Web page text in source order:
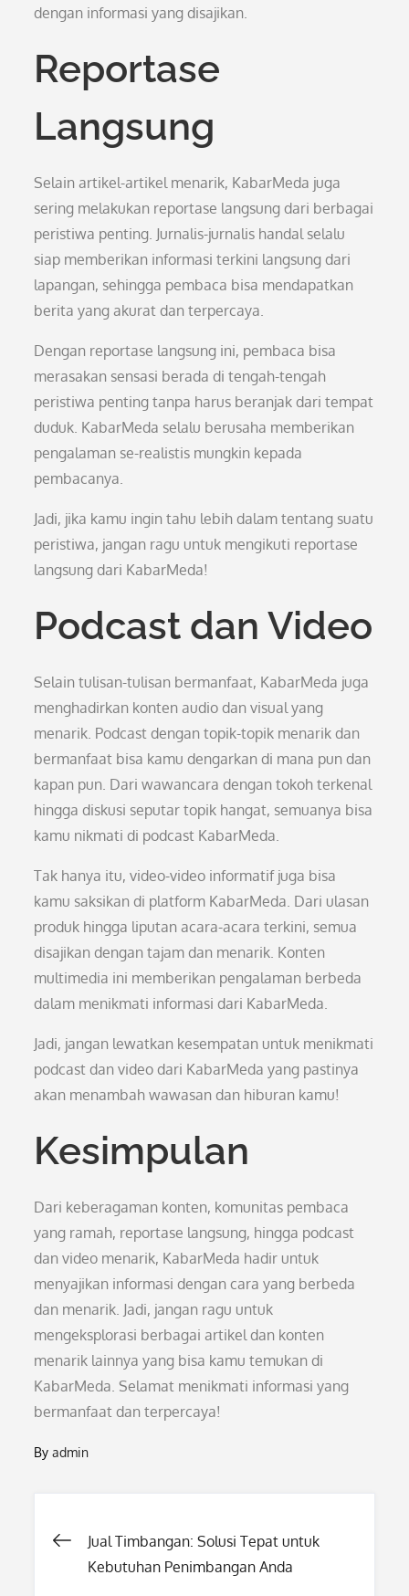
dengan informasi yang disajikan.
Reportase
Langsung
Selain artikel-artikel menarik, KabarMeda juga
sering melakukan reportase langsung dari berbagai
peristiwa penting. Jurnalis-jurnalis handal selalu
siap memberikan informasi terkini langsung dari
lapangan, sehingga pembaca bisa mendapatkan
berita yang akurat dan terpercaya.
Dengan reportase langsung ini, pembaca bisa
merasakan sensasi berada di tengah-tengah
peristiwa penting tanpa harus beranjak dari tempat
duduk. KabarMeda selalu berusaha memberikan
pengalaman se-realistis mungkin kepada
pembacanya.
Jadi, jika kamu ingin tahu lebih dalam tentang suatu
peristiwa, jangan ragu untuk mengikuti reportase
langsung dari KabarMeda!
Podcast dan Video
Selain tulisan-tulisan bermanfaat, KabarMeda juga
menghadirkan konten audio dan visual yang
menarik. Podcast dengan topik-topik menarik dan
bermanfaat bisa kamu dengarkan di mana pun dan
kapan pun. Dari wawancara dengan tokoh terkenal
hingga diskusi seputar topik hangat, semuanya bisa
kamu nikmati di podcast KabarMeda.
Tak hanya itu, video-video informatif juga bisa
kamu saksikan di platform KabarMeda. Dari ulasan
produk hingga liputan acara-acara terkini, semua
disajikan dengan tajam dan menarik. Konten
multimedia ini memberikan pengalaman berbeda
dalam menikmati informasi dari KabarMeda.
Jadi, jangan lewatkan kesempatan untuk menikmati
podcast dan video dari KabarMeda yang pastinya
akan menambah wawasan dan hiburan kamu!
Kesimpulan
Dari keberagaman konten, komunitas pembaca
yang ramah, reportase langsung, hingga podcast
dan video menarik, KabarMeda hadir untuk
menyajikan informasi dengan cara yang berbeda
dan menarik. Jadi, jangan ragu untuk
mengeksplorasi berbagai artikel dan konten
menarik lainnya yang bisa kamu temukan di
KabarMeda. Selamat menikmati informasi yang
bermanfaat dan terpercaya!
Byadmin
Post
Jual Timbangan: Solusi Tepat untuk
Kebutuhan Penimbangan Anda